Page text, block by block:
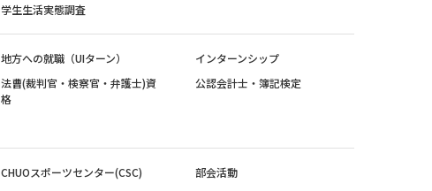
学生生活実態調査
地方への就職（UIターン）
インターンシップ
法曹(裁判官・検察官・弁護士)資
格
公認会計士・簿記検定
CHUOスポーツセンター(CSC)
部会活動